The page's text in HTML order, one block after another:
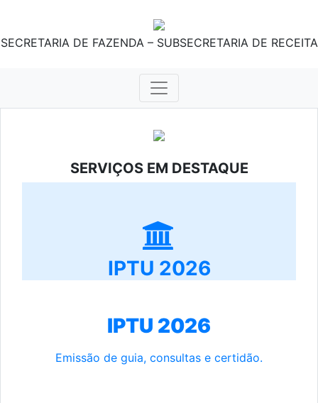
SECRETARIA DE FAZENDA – SUBSECRETARIA DE RECEITA
SERVIÇOS EM DESTAQUE
IPTU 2026
IPTU 2026
Emissão de guia, consultas e certidão.